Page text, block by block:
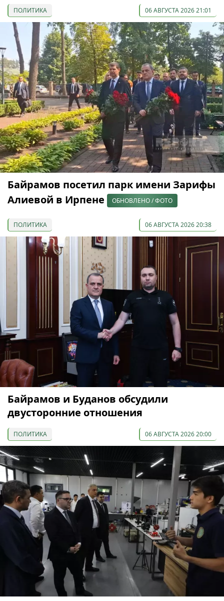
ПОЛИТИКА 06 АВГУСТА 2026 21:01
Байрамов посетил парк имени Зарифы
Алиевой в Ирпене
ОБНОВЛЕНО / ФОТО
ПОЛИТИКА 06 АВГУСТА 2026 20:38
Байрамов и Буданов обсудили
двусторонние отношения
ПОЛИТИКА 06 АВГУСТА 2026 20:00